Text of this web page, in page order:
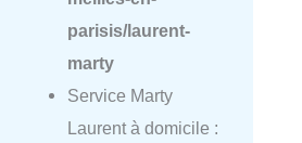
parisis/laurent-
marty
Service Marty
Laurent à domicile :